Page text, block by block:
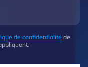
de confidentialité de